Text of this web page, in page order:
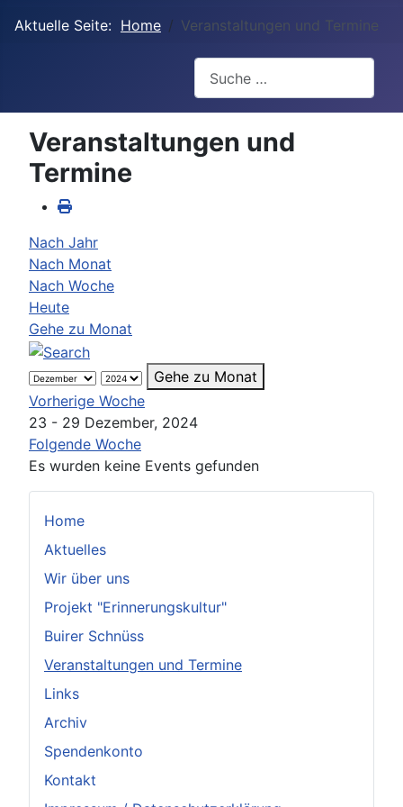
Aktuelle Seite: Home Veranstaltungen und Termine
Home
Aktuelles
Wir über uns
Projekt "Erinnerungskultur"
Buirer Schnüss
Veranstaltungen und Termine
Links
Archiv
Spendenkonto
Kontakt
Veranstaltungen und
Termine
Nach Jahr
Nach Monat
Nach Woche
Heute
Gehe zu Monat
Gehe zu Monat
Vorherige Woche
23 - 29 Dezember, 2024
Folgende Woche
Es wurden keine Events gefunden